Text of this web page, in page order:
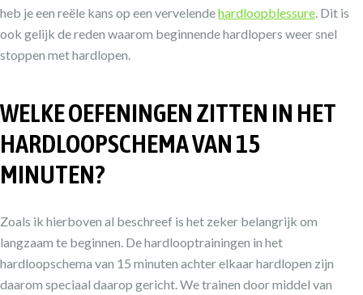
heb je een reële kans op een vervelendehardloopblessure . Dit is
ook gelijk de reden waarom beginnende hardlopers weer snel
stoppen met hardlopen.
WELKE OEFENINGEN ZITTEN IN HET
HARDLOOPSCHEMA VAN 15
MINUTEN?
Zoals ik hierboven al beschreef is het zeker belangrijk om
langzaam te beginnen. De hardlooptrainingen in het
hardloopschema van 15 minuten achter elkaar hardlopen zijn
daarom speciaal daarop gericht. We trainen door middel van